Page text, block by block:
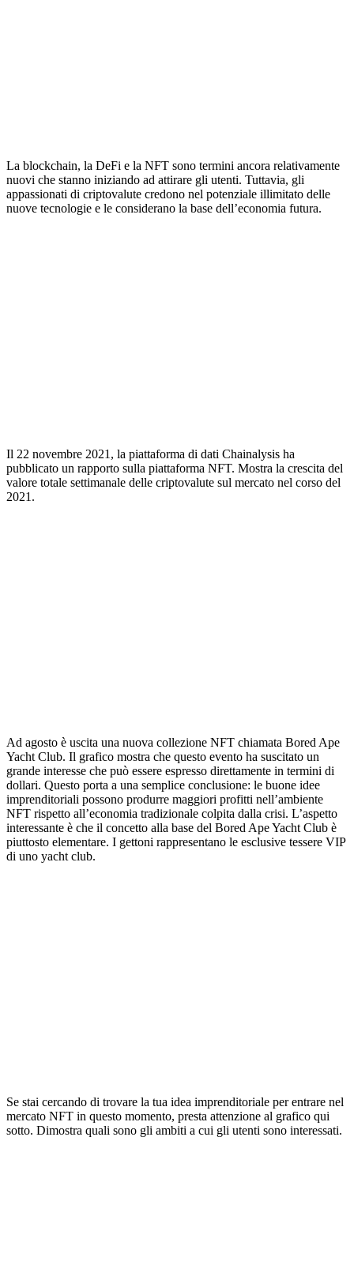
La blockchain, la DeFi e la NFT sono termini ancora relativamente
nuovi che stanno iniziando ad attirare gli utenti. Tuttavia, gli
appassionati di criptovalute credono nel potenziale illimitato delle
nuove tecnologie e le considerano la base dell’economia futura.
Il 22 novembre 2021, la piattaforma di dati Chainalysis ha
pubblicato un rapporto sulla piattaforma NFT. Mostra la crescita del
valore totale settimanale delle criptovalute sul mercato nel corso del
2021.
Ad agosto è uscita una nuova collezione NFT chiamata Bored Ape
Yacht Club. Il grafico mostra che questo evento ha suscitato un
grande interesse che può essere espresso direttamente in termini di
dollari. Questo porta a una semplice conclusione: le buone idee
imprenditoriali possono produrre maggiori profitti nell’ambiente
NFT rispetto all’economia tradizionale colpita dalla crisi. L’aspetto
interessante è che il concetto alla base del Bored Ape Yacht Club è
piuttosto elementare. I gettoni rappresentano le esclusive tessere VIP
di uno yacht club.
Se stai cercando di trovare la tua idea imprenditoriale per entrare nel
mercato NFT in questo momento, presta attenzione al grafico qui
sotto. Dimostra quali sono gli ambiti a cui gli utenti sono interessati.